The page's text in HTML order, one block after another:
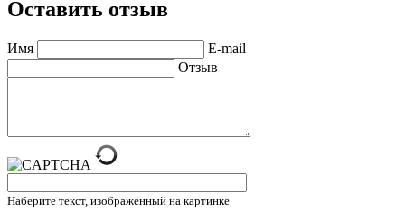
Оставить отзыв
Имя
E-mail
Отзыв
Наберите текст, изображённый на картинке